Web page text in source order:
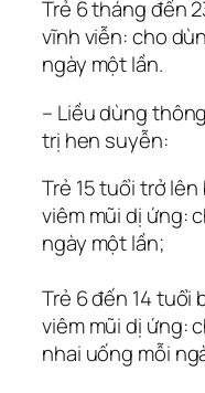
Trẻ 6 tháng đến
vĩnh viễn: cho
ngày một lần.
– Liều dùng
trị hen suyễn:
Trẻ 15 tuổi trở
viêm mũi dị ứng:
ngày một lần;
Trẻ 6 đến 14 tuổi
viêm mũi dị ứng:
nhai uống mỗi